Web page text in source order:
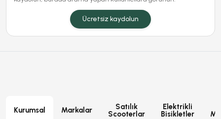
Ücretsiz kaydolun
Kurumsal Markalar
Satılık
Scooterlar
Elektrikli
Bisikletler